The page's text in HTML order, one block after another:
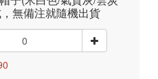
無備注就隨機出貨